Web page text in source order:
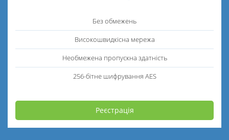
Без обмежень
Високошвидкісна мережа
Необмежена пропускна здатність
256-бітне шифрування AES
Реєстрація